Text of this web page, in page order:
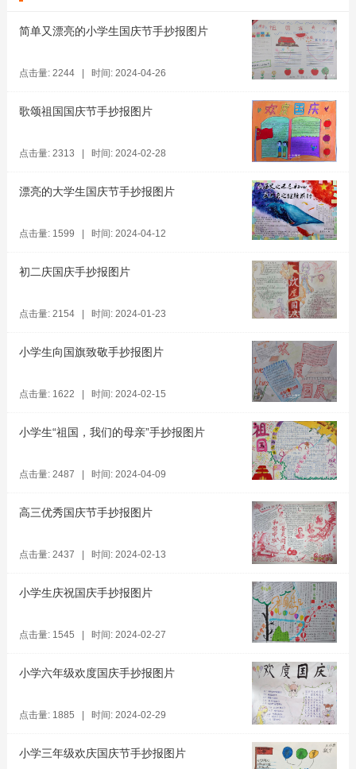
简单又漂亮的小学生国庆节手抄报图片
点击量: 2244 | 时间: 2024-04-26
歌颂祖国国庆节手抄报图片
点击量: 2313 | 时间: 2024-02-28
漂亮的大学生国庆节手抄报图片
点击量: 1599 | 时间: 2024-04-12
初二庆国庆手抄报图片
点击量: 2154 | 时间: 2024-01-23
小学生向国旗致敬手抄报图片
点击量: 1622 | 时间: 2024-02-15
小学生“祖国，我们的母亲”手抄报图片
点击量: 2487 | 时间: 2024-04-09
高三优秀国庆节手抄报图片
点击量: 2437 | 时间: 2024-02-13
小学生庆祝国庆手抄报图片
点击量: 1545 | 时间: 2024-02-27
小学六年级欢度国庆手抄报图片
点击量: 1885 | 时间: 2024-02-29
小学三年级欢庆国庆节手抄报图片